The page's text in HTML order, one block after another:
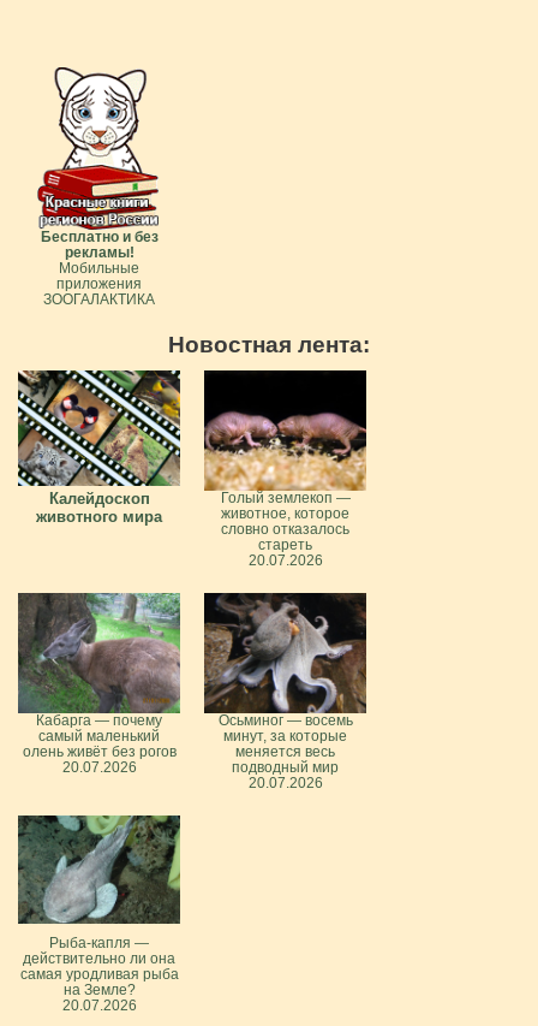
Бесплатно и без
рекламы!
Мобильные
приложения
ЗООГАЛАКТИКА
Новостная лента:
Калейдоскоп
животного мира
Голый землекоп —
животное, которое
словно отказалось
стареть
20.07.2026
Кабарга — почему
самый маленький
олень живёт без рогов
20.07.2026
Осьминог — восемь
минут, за которые
меняется весь
подводный мир
20.07.2026
Рыба-капля —
действительно ли она
самая уродливая рыба
на Земле?
20.07.2026